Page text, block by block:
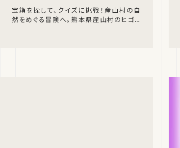
宝箱を探して、クイズに挑戦！産山村の自
然をめぐる冒険へ。熊本県産山村のヒゴタ